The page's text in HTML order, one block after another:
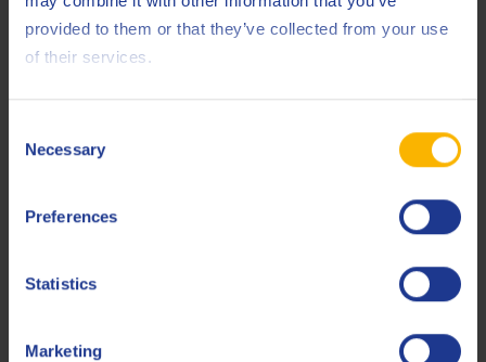
provided to them or that they’ve collected from your use
of their services.
Selection
Necessary
Preferences
Statistics
Marketing
Hochleistungs-Motoröl API CK-4
Synthetisches Volvo VCC RBS0-2AE-PKW-Motoröl